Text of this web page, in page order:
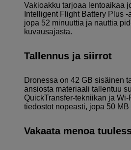
Vakioakku tarjoaa lentoaikaa
Intelligent Flight Battery Plus
jopa 52 minuuttia ja nauttia
kuvausajasta.
Tallennus ja siirrot
Dronessa on 42 GB sisäinen
ansiosta materiaali tallentuu
QuickTransfer-tekniikan ja
tiedostot nopeasti, jopa 50
Vakaata menoa